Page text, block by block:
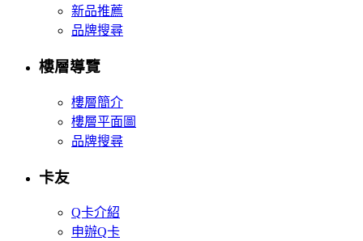
新品推薦
品牌搜尋
樓層導覽
樓層簡介
樓層平面圖
品牌搜尋
卡友
Q卡介紹
申辦Q卡